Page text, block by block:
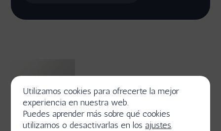
Utilizamos cookies para ofrecerte la mejor
experiencia en nuestra web.
Puedes aprender más sobre qué cookies
utilizamos o desactivarlas en losajustes.